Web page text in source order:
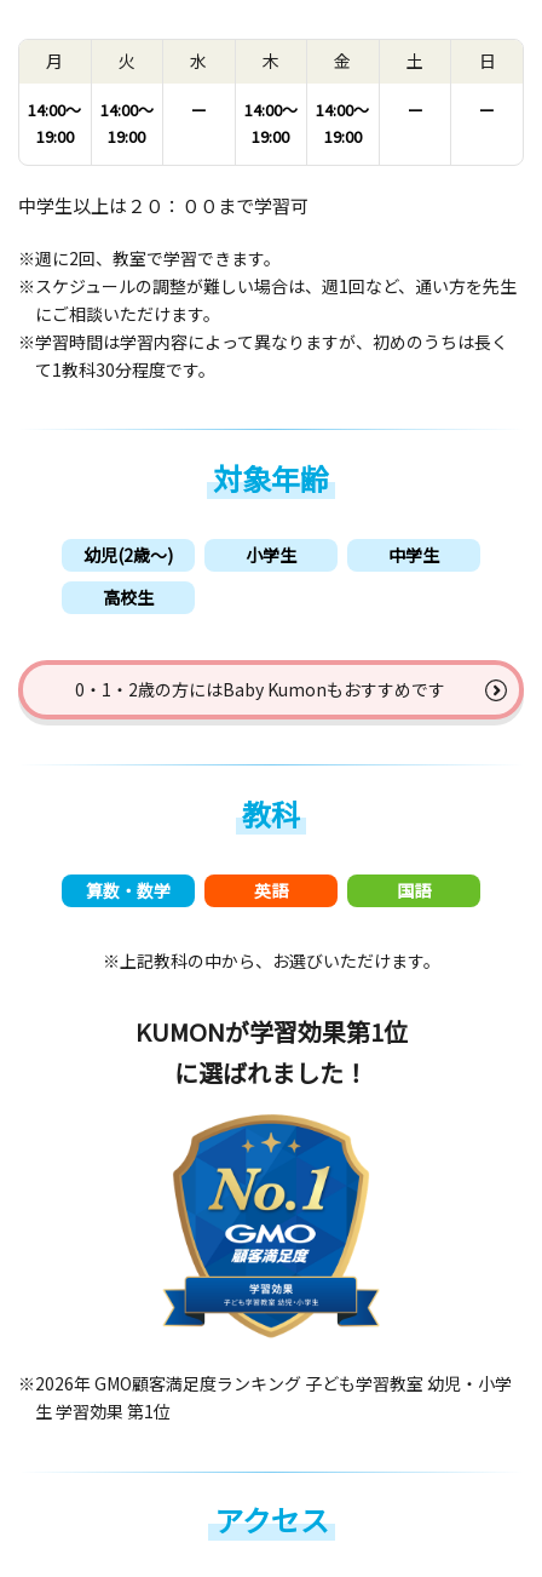
月
14:00〜
19:00
火
14:00〜
19:00
水
ー
木
14:00〜
19:00
金
14:00〜
19:00
土
ー
日
ー
中学生以上は２０：００まで学習可
※週に2回、教室で学習できます。
※スケジュールの調整が難しい場合は、週1回など、通い方を先生
にご相談いただけます。
※学習時間は学習内容によって異なりますが、初めのうちは長く
て1教科30分程度です。
対象年齢
幼児(2歳〜) 小学生
中学生
高校生
0・1・2歳の方にはBaby Kumonもおすすめです
教科
算数・数学 英語 国語
※上記教科の中から、お選びいただけます。
KUMONが学習効果第1位
に選ばれました！
※2026年 GMO顧客満足度ランキング 子ども学習教室 幼児・小学
生 学習効果 第1位
アクセス